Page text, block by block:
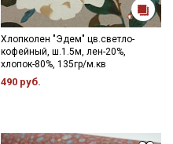
Хлопколен "Эдем" цв.светло-
кофейный, ш.1.5м, лен-20%,
хлопок-80%, 135гр/м.кв
490 руб.